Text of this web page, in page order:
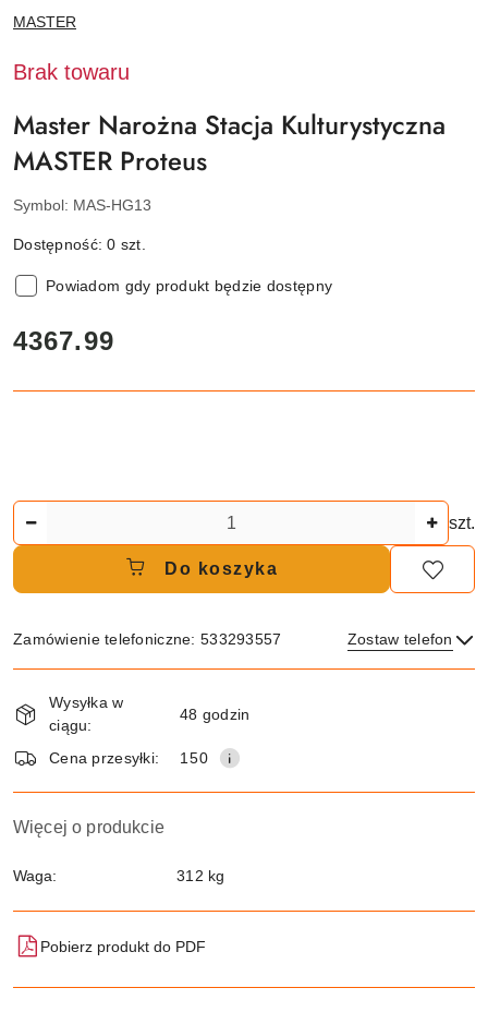
NAZWA
PRODUCENTA:
MASTER
Brak towaru
Master Narożna Stacja Kulturystyczna
MASTER Proteus
Symbol: MAS-HG13
Dostępność:0 szt.
Powiadom gdy produkt będzie dostępny
cena:
4367.99
szt.
Do koszyka
Zamówienie telefoniczne: 533293557 Zostaw telefon
i
dostawa
Wysyłka w
ciągu:
48 godzin
Cena przesyłki: 150
Więcej o produkcie
Waga: 312 kg
Pobierz produkt do PDF